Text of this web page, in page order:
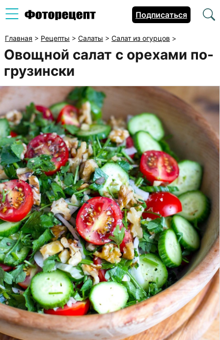
Подписаться
Главная > Рецепты > Салаты > Салат из огурцов >
Овощной салат с орехами по-
грузински